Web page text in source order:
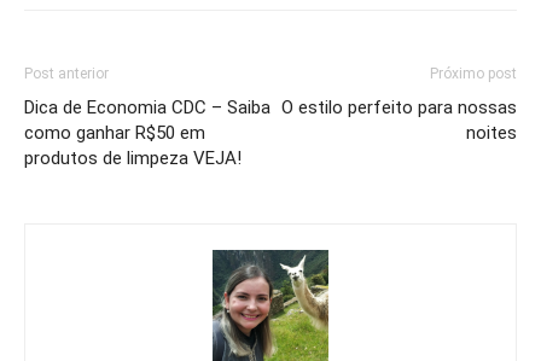
Post anterior
Dica de Economia CDC – Saiba
como ganhar R$50 em
produtos de limpeza VEJA!
Próximo post
O estilo perfeito para nossas
noites